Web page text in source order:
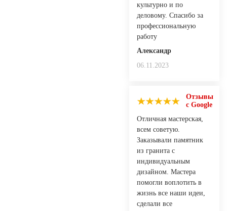
культурно и по
деловому. Спасибо за
профессиональную
работу
Александр
06.11.2023
Отзывы
с Google
Отличная мастерская,
всем советую.
Заказывали памятник
из гранита с
индивидуальным
дизайном. Мастера
помогли воплотить в
жизнь все наши идеи,
сделали все